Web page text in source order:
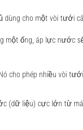
dùng cho một vòi tưới
một ống, áp lực nước
cho phép nhiều vòi tưới
(dữ liệu) cực lớn từ